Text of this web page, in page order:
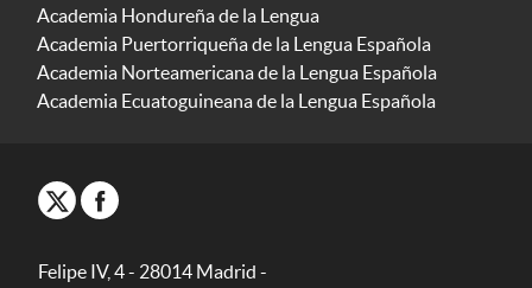
Academia Hondureña de la Lengua
Academia Puertorriqueña de la Lengua Española
Academia Norteamericana de la Lengua Española
Academia Ecuatoguineana de la Lengua Española
Felipe IV, 4 - 28014 Madrid -